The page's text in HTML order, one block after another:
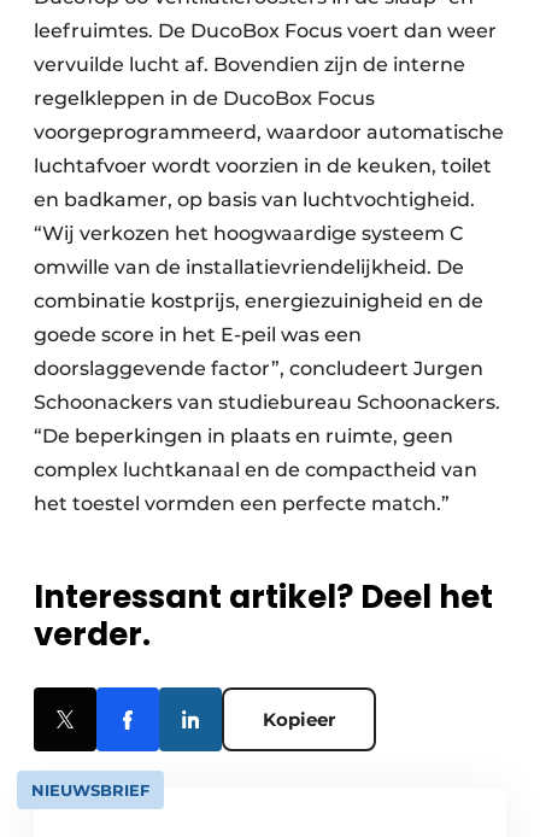
leefruimtes. De DucoBox Focus voert dan weer
vervuilde lucht af. Bovendien zijn de interne
regelkleppen in de DucoBox Focus
voorgeprogrammeerd, waardoor automatische
luchtafvoer wordt voorzien in de keuken, toilet
en badkamer, op basis van luchtvochtigheid.
“Wij verkozen het hoogwaardige systeem C
omwille van de installatievriendelijkheid. De
combinatie kostprijs, energiezuinigheid en de
goede score in het E-peil was een
doorslaggevende factor”, concludeert Jurgen
Schoonackers van studiebureau Schoonackers.
“De beperkingen in plaats en ruimte, geen
complex luchtkanaal en de compactheid van
het toestel vormden een perfecte match.”
Interessant artikel? Deel het
verder.
Kopieer
NIEUWSBRIEF